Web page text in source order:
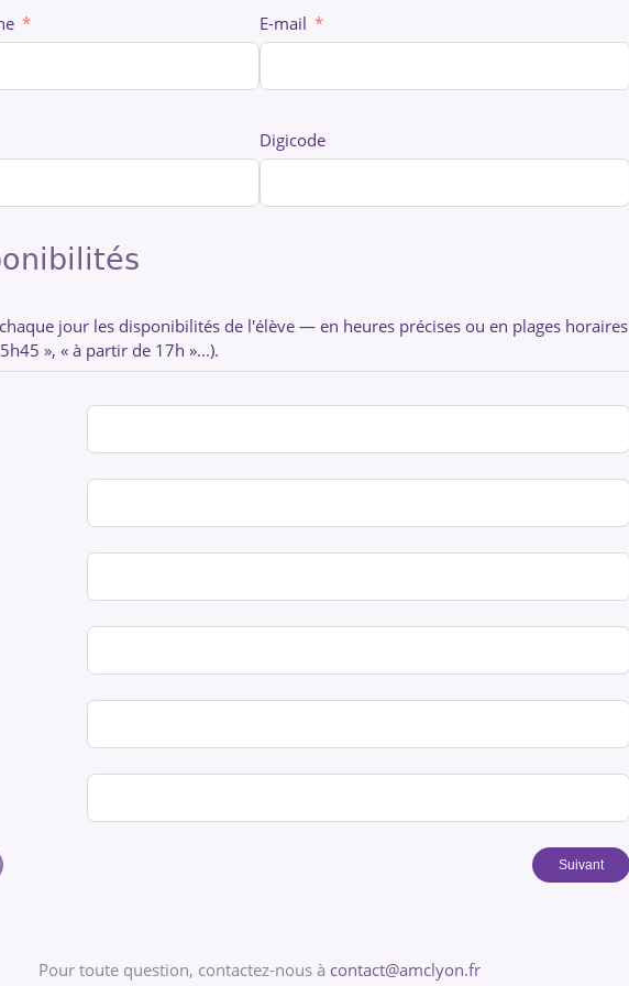
E-mail
Digicode
jour les disponibilités de l'élève — en heures précises ou en plages horaires
», « à partir de 17h »...).
Suivant
Pour toute question, contactez-nous à contact@amclyon.fr